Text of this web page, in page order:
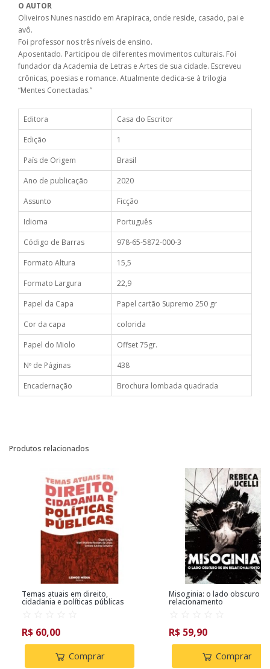
O AUTOR
Oliveiros Nunes nascido em Arapiraca, onde reside, casado, pai e
avô.
Foi professor nos três níveis de ensino.
Aposentado. Participou de diferentes movimentos culturais. Foi
fundador da Academia de Letras e Artes de sua cidade. Escreveu
crônicas, poesias e romance. Atualmente dedica-se à trilogia
“Mentes Conectadas.”
Editora
Casa do Escritor
Edição
1
País de Origem
Brasil
Ano de publicação
2020
Assunto
Ficção
Idioma
Português
Código de Barras
978-65-5872-000-3
Formato Altura
15,5
Formato Largura
22,9
Papel da Capa
Papel cartão Supremo 250 gr
Cor da capa
colorida
Papel do Miolo
Offset 75gr.
Nº de Páginas
438
Encadernação
Brochura lombada quadrada
Produtos relacionados
Temas atuais em direito,
cidadania e políticas públicas
R$ 60,00
Comprar
Misoginia: o lado obscuro
relacionamento
R$ 59,90
Comprar